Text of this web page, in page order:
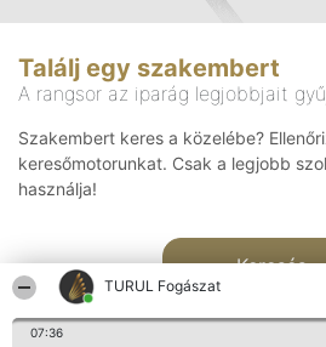
TURUL Fogászat
07:36
Találj egy szakembert
A rangsor az iparág legjobbjait
Szakembert keres a közelébe?
keresőmotorunkat. Csak a legjobb
használja!
Keresés